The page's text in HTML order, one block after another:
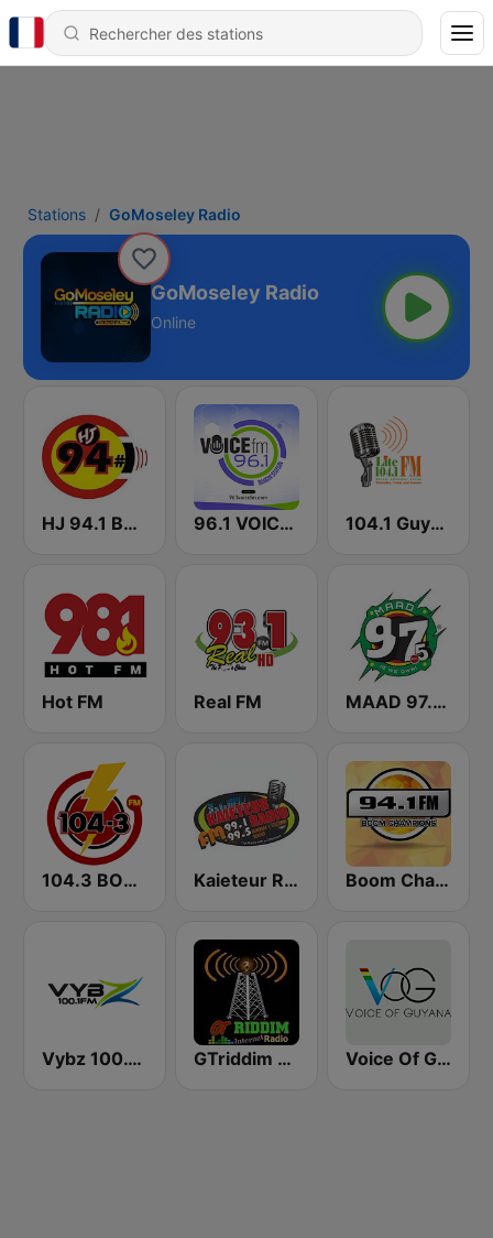
Stations GoMoseley Radio
GoMoseley Radio
Online
HJ 94.1 Boom FM 96.1 VOICE FM | #BANGIN 104.1 Guyana Lite FM
Hot FM Real FM MAAD 97.5 FM
104.3 BOOM FM Kaieteur Radio 99.1 FM Boom Champions 94.1 FM
Vybz 100.1 FM GTriddim Guyana Radio Voice Of Guyana